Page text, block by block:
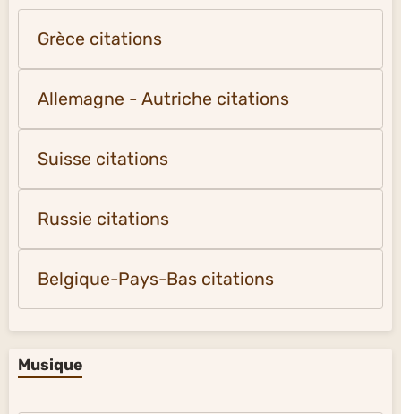
Grèce citations
Allemagne - Autriche citations
Suisse citations
Russie citations
Belgique-Pays-Bas citations
Musique